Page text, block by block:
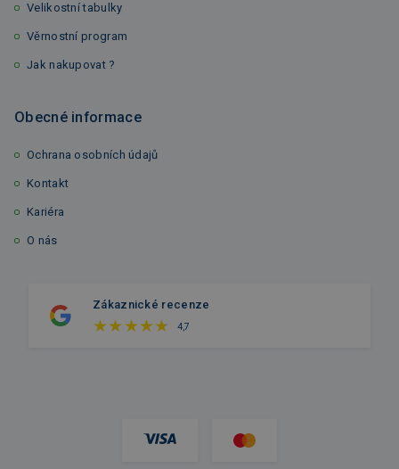
Velikostní tabulky
Věrnostní program
Jak nakupovat ?
Obecné informace
Ochrana osobních údajů
Kontakt
Kariéra
O nás
Zákaznické recenze
4,7